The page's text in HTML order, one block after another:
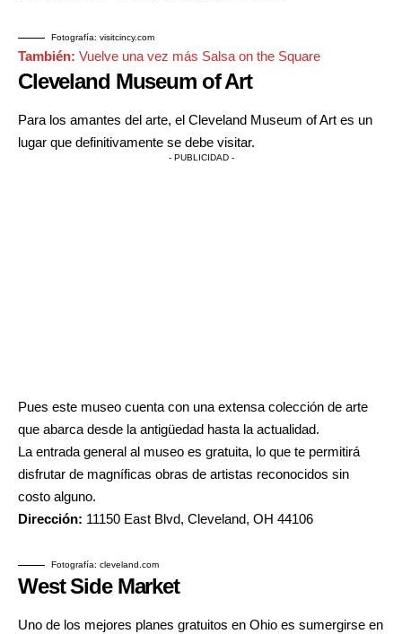
Fotografía: visitcincy.com
También: Vuelve una vez más Salsa on the Square
Cleveland Museum of Art
Para los amantes del arte, el Cleveland Museum of Art es un
lugar que definitivamente se debe visitar.
- PUBLICIDAD -
Pues este museo cuenta con una extensa colección de arte
que abarca desde la antigüedad hasta la actualidad.
La entrada general al museo es gratuita, lo que te permitirá
disfrutar de magníficas obras de artistas reconocidos sin
costo alguno.
Dirección: 11150 East Blvd, Cleveland, OH 44106
Fotografía: cleveland.com
West Side Market
Uno de los mejores planes gratuitos en Ohio es sumergirse en